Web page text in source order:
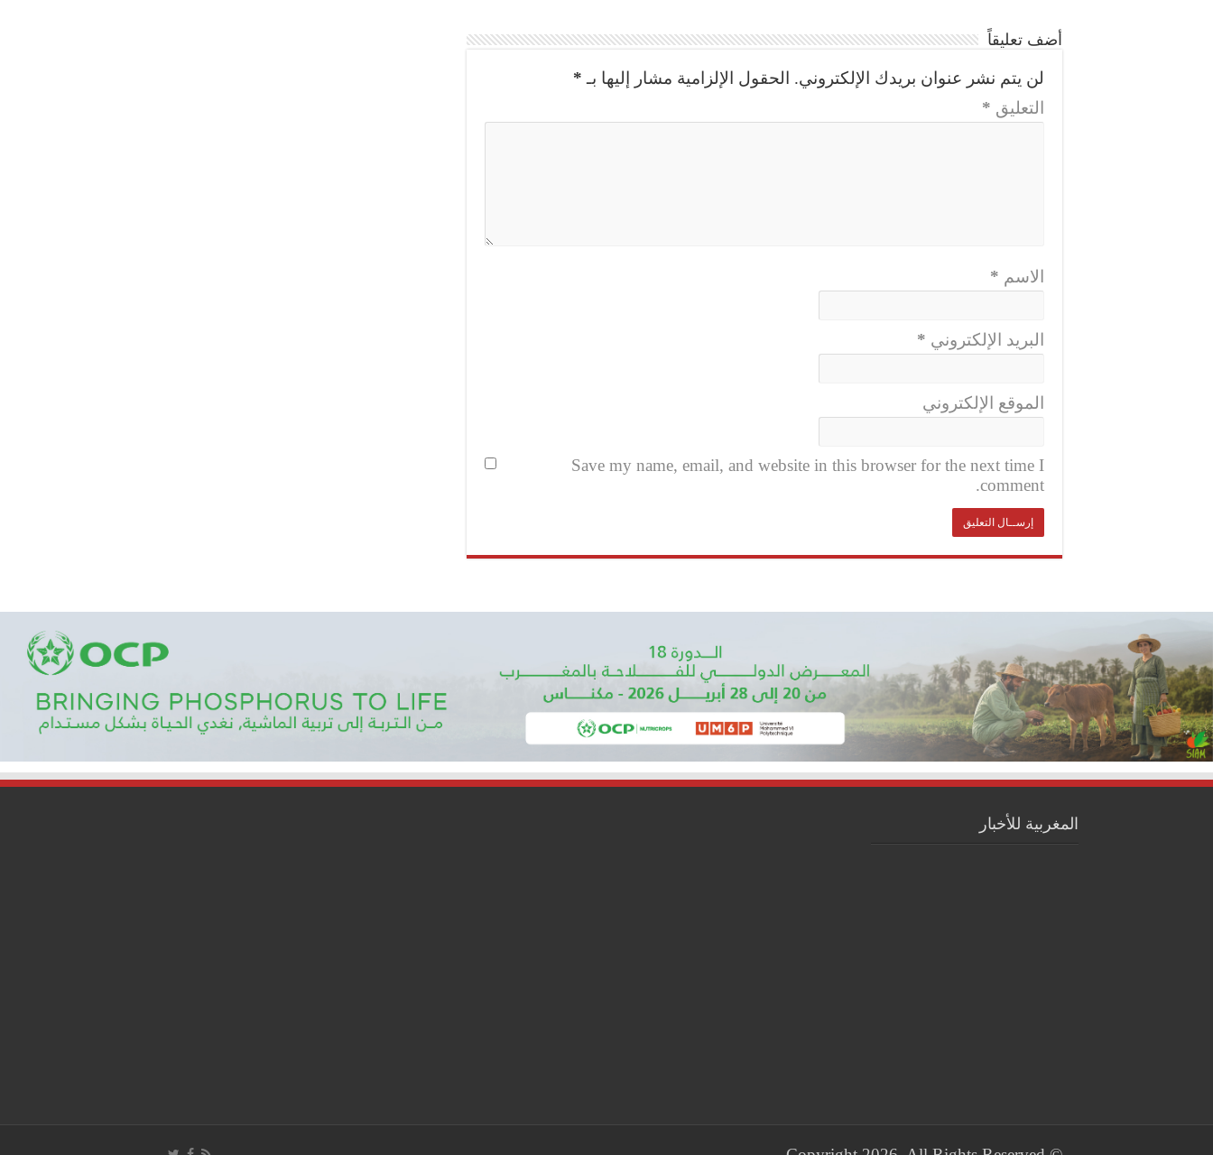
أضف تعليقاً
لن يتم نشر عنوان بريدك الإلكتروني. الحقول الإلزامية مشار إليها بـ *
التعليق *
الاسم *
البريد الإلكتروني *
الموقع الإلكتروني
Save my name, email, and website in this browser for the next time I
comment.
المغربية للأخبار